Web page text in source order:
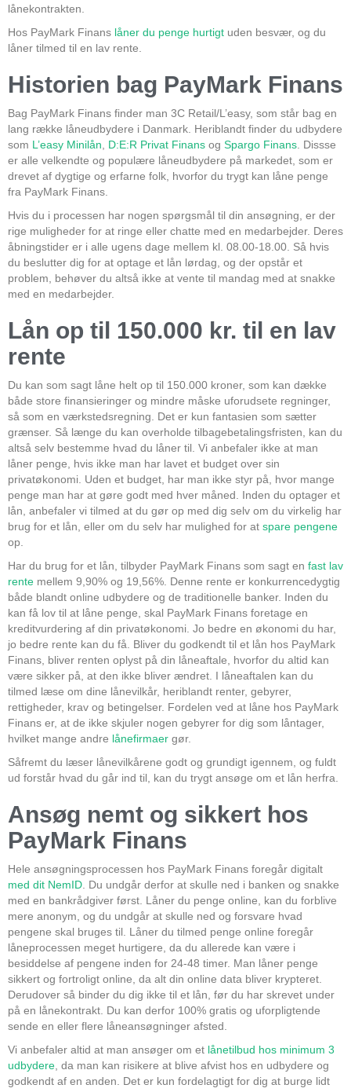
lånekontrakten.
Hos PayMark Finans låner du penge hurtigt uden besvær, og du
låner tilmed til en lav rente.
Historien bag PayMark Finans
Bag PayMark Finans finder man 3C Retail/L’easy, som står bag en
lang række låneudbydere i Danmark. Heriblandt finder du udbydere
som L’easy Minilån D:E:R Privat Finans og Spargo Finans . Dissse
er alle velkendte og populære låneudbydere på markedet, som er
drevet af dygtige og erfarne folk, hvorfor du trygt kan låne penge
fra PayMark Finans.
Hvis du i processen har nogen spørgsmål til din ansøgning, er der
rige muligheder for at ringe eller chatte med en medarbejder. Deres
åbningstider er i alle ugens dage mellem kl. 08.00-18.00. Så hvis
du beslutter dig for at optage et lån lørdag, og der opstår et
problem, behøver du altså ikke at vente til mandag med at snakke
med en medarbejder.
Lån op til 150.000 kr. til en lav
rente
Du kan som sagt låne helt op til 150.000 kroner, som kan dække
både store finansieringer og mindre måske uforudsete regninger,
så som en værkstedsregning. Det er kun fantasien som sætter
grænser. Så længe du kan overholde tilbagebetalingsfristen, kan du
altså selv bestemme hvad du låner til. Vi anbefaler ikke at man
låner penge, hvis ikke man har lavet et budget over sin
privatøkonomi. Uden et budget, har man ikke styr på, hvor mange
penge man har at gøre godt med hver måned. Inden du optager et
lån, anbefaler vi tilmed at du gør op med dig selv om du virkelig har
brug for et lån, eller om du selv har mulighed for at spare pengene
op.
Har du brug for et lån, tilbyder PayMark Finans som sagt en fast lav
rente mellem 9,90% og 19,56%. Denne rente er konkurrencedygtig
både blandt online udbydere og de traditionelle banker. Inden du
kan få lov til at låne penge, skal PayMark Finans foretage en
kreditvurdering af din privatøkonomi. Jo bedre en økonomi du har,
jo bedre rente kan du få. Bliver du godkendt til et lån hos PayMark
Finans, bliver renten oplyst på din låneaftale, hvorfor du altid kan
være sikker på, at den ikke bliver ændret. I låneaftalen kan du
tilmed læse om dine lånevilkår, heriblandt renter, gebyrer,
rettigheder, krav og betingelser. Fordelen ved at låne hos PayMark
Finans er, at de ikke skjuler nogen gebyrer for dig som låntager,
hvilket mange andre lånefirmaer gør.
Såfremt du læser lånevilkårene godt og grundigt igennem, og fuldt
ud forstår hvad du går ind til, kan du trygt ansøge om et lån herfra.
Ansøg nemt og sikkert hos
PayMark Finans
Hele ansøgningsprocessen hos PayMark Finans foregår digitalt
med dit NemID . Du undgår derfor at skulle ned i banken og snakke
med en bankrådgiver først. Låner du penge online, kan du forblive
mere anonym, og du undgår at skulle ned og forsvare hvad
pengene skal bruges til. Låner du tilmed penge online foregår
låneprocessen meget hurtigere, da du allerede kan være i
besiddelse af pengene inden for 24-48 timer. Man låner penge
sikkert og fortroligt online, da alt din online data bliver krypteret.
Derudover så binder du dig ikke til et lån, før du har skrevet under
på en lånekontrakt. Du kan derfor 100% gratis og uforpligtende
sende en eller flere låneansøgninger afsted.
Vi anbefaler altid at man ansøger om et lånetilbud hos minimum 3
udbydere , da man kan risikere at blive afvist hos en udbydere og
godkendt af en anden. Det er kun fordelagtigt for dig at burge lidt